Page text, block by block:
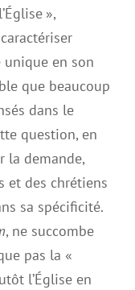
»,
unique en son
que beaucoup
dans le
question, en
la demande,
et des chrétiens
sa spécificité.
, ne succombe
pas la «
l’Église en